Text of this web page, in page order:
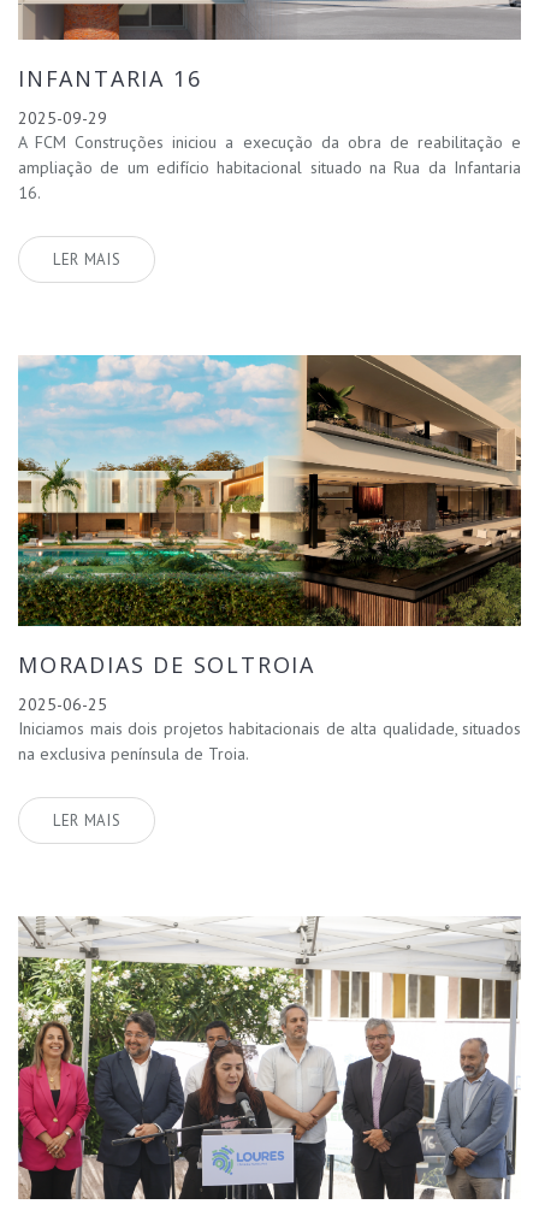
INFANTARIA 16
2025-09-29
A FCM Construções iniciou a execução da obra de reabilitação e
ampliação de um edifício habitacional situado na Rua da Infantaria
16.
LER MAIS
MORADIAS DE SOLTROIA
2025-06-25
Iniciamos mais dois projetos habitacionais de alta qualidade, situados
na exclusiva península de Troia.
LER MAIS